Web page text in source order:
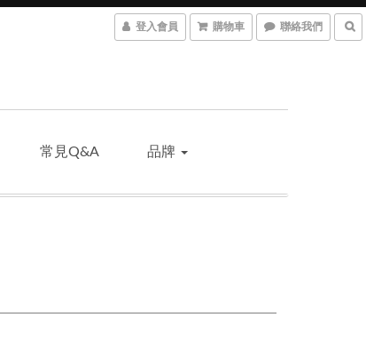
登入會員 購物車 聯絡我們
常見Q&A 品牌